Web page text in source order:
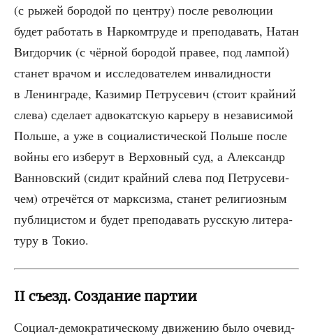
(с рыжей боро­дой по цен­тру) после рево­лю­ции
будет рабо­тать в Нар­ком­тру­де и пре­по­да­вать, Натан
Вигдор­чик (с чёр­ной боро­дой пра­вее, под лам­пой)
ста­нет вра­чом и иссле­до­ва­те­лем инва­лид­но­сти
в Ленин­гра­де, Кази­мир Пет­ру­се­вич (сто­ит край­ний
сле­ва) сде­ла­ет адво­кат­скую карье­ру в неза­ви­си­мой
Поль­ше, а уже в соци­а­ли­сти­че­ской Поль­ше после
вой­ны его избе­рут в Вер­хов­ный суд, а Алек­сандр
Ван­нов­ский (сидит край­ний сле­ва под Пет­ру­се­ви­
чем) отре­чёт­ся от марк­сиз­ма, ста­нет рели­ги­оз­ным
пуб­ли­ци­стом и будет пре­по­да­вать рус­скую лите­ра­
ту­ру в Токио.
II съезд. Создание партии
Соци­ал-демо­кра­ти­че­ско­му дви­же­нию было оче­вид­